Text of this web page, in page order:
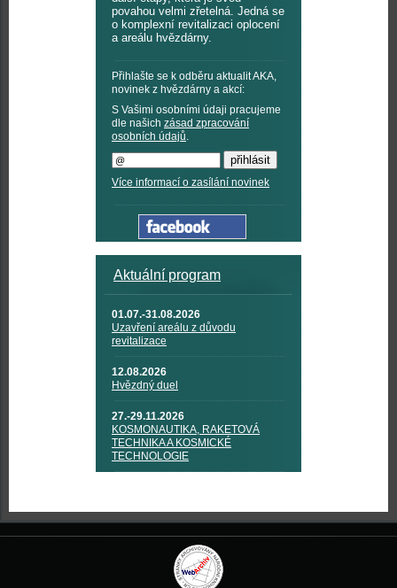
povahou velmi zřetelná. Jedná se
o komplexní revitalizaci oplocení
a areálu hvězdárny.
Přihlašte se k odběru aktualit AKA,
novinek z hvězdárny a akcí:
S Vašimi osobními údaji pracujeme
dle našich zásad zpracování
osobních údajů.
Více informací o zasílání novinek
Aktuální program
01.07.-31.08.2026
Uzavření areálu z důvodu
revitalizace
12.08.2026
Hvězdný duel
27.-29.11.2026
KOSMONAUTIKA, RAKETOVÁ
TECHNIKA A KOSMICKÉ
TECHNOLOGIE